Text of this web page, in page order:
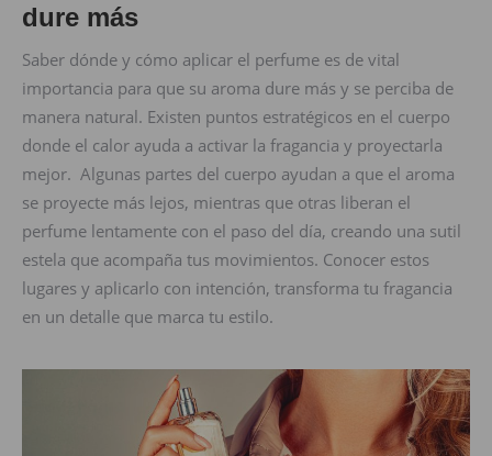
dure más
Saber dónde y cómo aplicar el perfume es de vital
importancia para que su aroma dure más y se perciba de
manera natural. Existen puntos estratégicos en el cuerpo
donde el calor ayuda a activar la fragancia y proyectarla
mejor. Algunas partes del cuerpo ayudan a que el aroma
se proyecte más lejos, mientras que otras liberan el
perfume lentamente con el paso del día, creando una sutil
estela que acompaña tus movimientos. Conocer estos
lugares y aplicarlo con intención, transforma tu fragancia
en un detalle que marca tu estilo.